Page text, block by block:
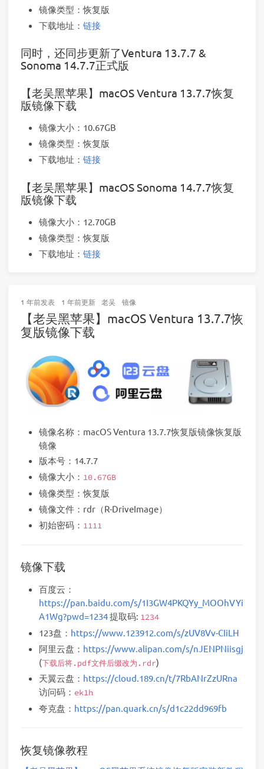
镜像类型：恢复版
下载地址： 链接
同时，还同步更新了Ventura 13.7.7 &
Sonoma 14.7.7正式版
【老吴黑苹果】macOS Ventura 13.7.7恢复
版镜像下载
镜像大小：10.67GB
镜像类型：恢复版
下载地址： 链接
【老吴黑苹果】macOS Sonoma 14.7.7恢复
版镜像下载
镜像大小：12.70GB
镜像类型：恢复版
下载地址： 链接
1 年前发表 1 年前更新 老吴 镜像
【老吴黑苹果】macOS Ventura 13.7.7恢
复版镜像下载
镜像名称：macOS Ventura 13.7.7恢复版镜像恢复版
镜像
版本号：14.7.7
镜像大小： 10.67GB
镜像类型：恢复版
镜像文件：rdr（R-DriveImage）
初始密码： 1111
镜像下载
百度云：
https://pan.baidu.com/s/1I3GW4PKQYy_MOOhVYi
A1Wg?pwd=1234提取码: 1234
123盘： https://www.123912.com/s/zUV8Vv-CIiLH
阿里云盘： https://www.alipan.com/s/nJENPNiisgj
(下载后将.pdf文件后缀改为.rdr)
天翼云盘： https://cloud.189.cn/t/7RbANrZzURna
访问码： ek1h
夸克盘： https://pan.quark.cn/s/d1c22dd969fb
恢复镜像教程